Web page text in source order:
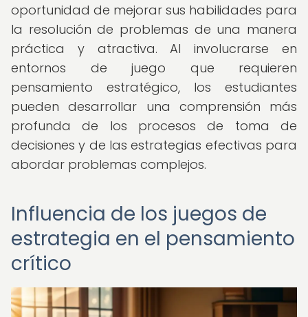
oportunidad de mejorar sus habilidades para
la resolución de problemas de una manera
práctica y atractiva. Al involucrarse en
entornos de juego que requieren
pensamiento estratégico, los estudiantes
pueden desarrollar una comprensión más
profunda de los procesos de toma de
decisiones y de las estrategias efectivas para
abordar problemas complejos.
Influencia de los juegos de
estrategia en el pensamiento
crítico